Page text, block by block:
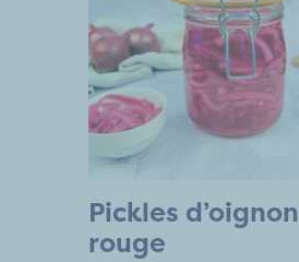
Pickles d’oignon
rouge